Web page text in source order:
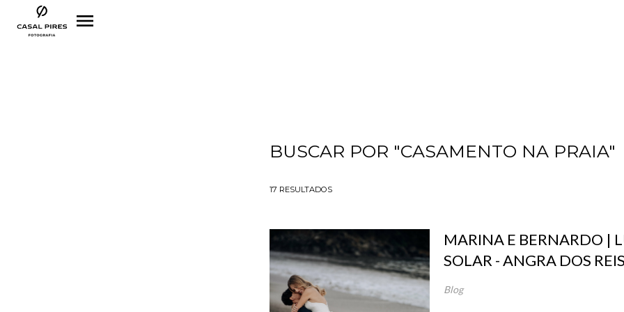
menu
BUSCAR POR "CASAMENTO NA PRAIA"
17 RESULTADOS
MARINA E BERNARDO |
SOLAR - ANGRA DOS
Blog